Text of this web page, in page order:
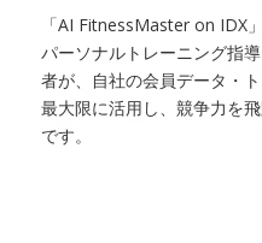
「AI FitnessMaster on IDX
パーソナルトレーニング指
者が、自社の会員データ・
最大限に活用し、競争力を
です。